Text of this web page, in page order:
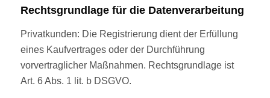
Rechtsgrundlage für die Datenverarbeitung
Privatkunden: Die Registrierung dient der Erfüllung
eines Kaufvertrages oder der Durchführung
vorvertraglicher Maßnahmen. Rechtsgrundlage ist
Art. 6 Abs. 1 lit. b DSGVO.